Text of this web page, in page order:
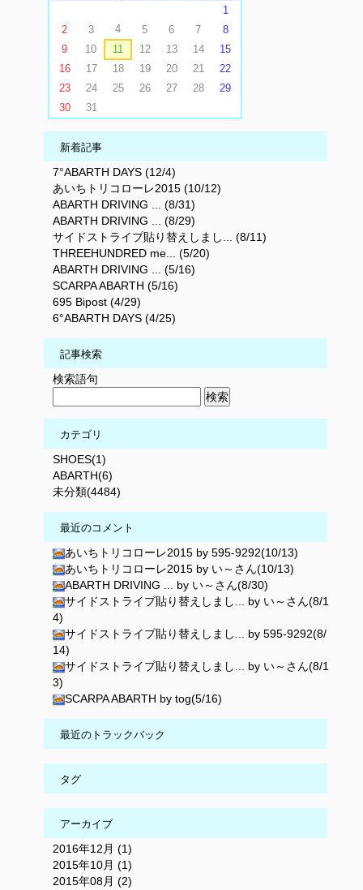
1
2
3 4 5 6 7
8
9
10 11 12 13 14
15
16
17 18 19 20 21
22
23
24 25 26 27 28
29
30
31
新着記事
7°ABARTH DAYS (12/4)
あいちトリコローレ2015 (10/12)
ABARTH DRIVING ... (8/31)
ABARTH DRIVING ... (8/29)
サイドストライプ貼り替えしまし... (8/11)
THREEHUNDRED me... (5/20)
ABARTH DRIVING ... (5/16)
SCARPA ABARTH (5/16)
695 Bipost (4/29)
6°ABARTH DAYS (4/25)
記事検索
検索語句
カテゴリ
SHOES(1)
ABARTH(6)
未分類(4484)
最近のコメント
あいちトリコローレ2015 by 595-9292(10/13)
あいちトリコローレ2015 by い～さん(10/13)
ABARTH DRIVING ... by い～さん(8/30)
サイドストライプ貼り替えしまし... by い～さん(8/1
4)
サイドストライプ貼り替えしまし... by 595-9292(8/
14)
サイドストライプ貼り替えしまし... by い～さん(8/1
3)
SCARPA ABARTH by tog(5/16)
最近のトラックバック
タグ
アーカイブ
2016年12月 (1)
2015年10月 (1)
2015年08月 (2)